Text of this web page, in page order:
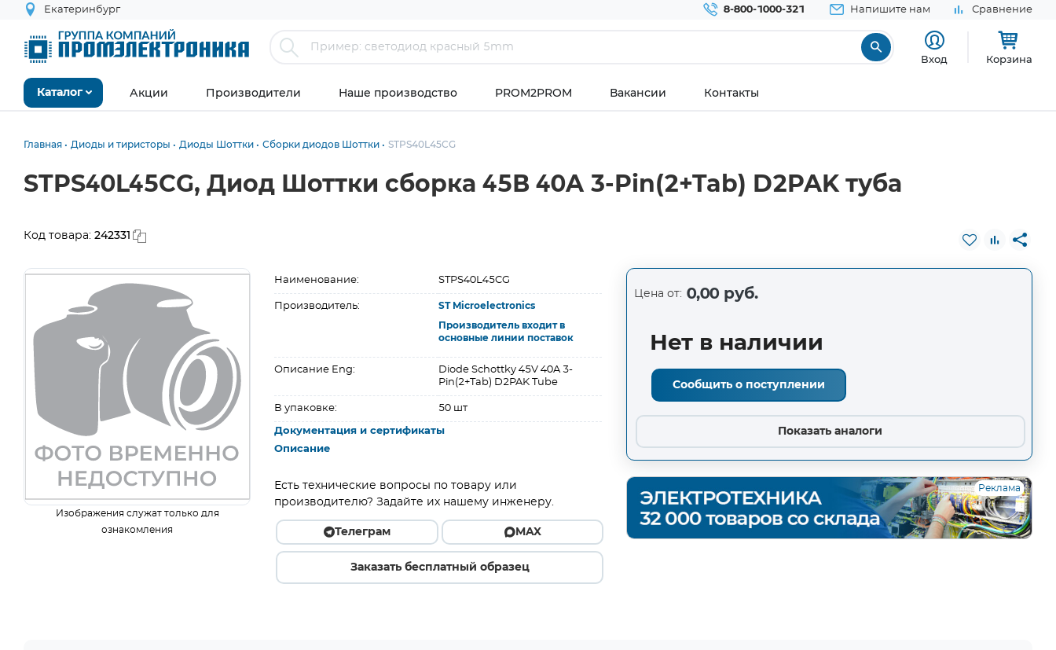
Екатеринбург 8-800-1000-321 Напишите нам Сравнение
Вход Корзина
Каталог Акции Производители Наше производство PROM2PROM Вакансии Контакты
Главная Диоды и тиристоры Диоды Шоттки Сборки диодов Шоттки STPS40L45CG
STPS40L45CG, Диод Шоттки сборка 45В 40A 3-Pin(2+Tab) D2PAK туба
Код товара: 242331
Изображения служат только для
ознакомления
Наименование: STPS40L45CG
Производитель: ST Microelectronics
Производитель входит в
основные линии поставок
Описание Eng:
Diode Schottky 45V 40A 3-
Pin(2+Tab) D2PAK Tube
В упаковке: 50 шт
Документация и сертификаты
Описание
Есть технические вопросы по товару или
производителю? Задайте их нашему инженеру.
Телеграм MAX
Заказать бесплатный образец
Цена от: 0,00 руб.
Нет в наличии
Сообщить о поступлении
Показать аналоги
Реклама